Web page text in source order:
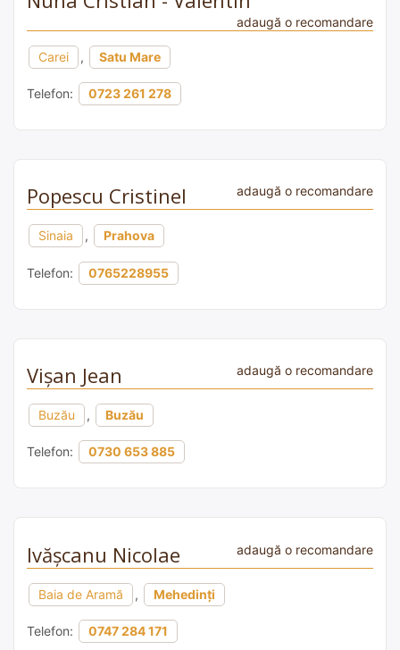
adaugă o recomandare
Carei , Satu Mare
Telefon: 0723 261 278
Popescu Cristinel adaugă o recomandare
Sinaia , Prahova
Telefon: 0765228955
Vișan Jean adaugă o recomandare
Buzău , Buzău
Telefon: 0730 653 885
Ivășcanu Nicolae adaugă o recomandare
Baia de Aramă , Mehedinți
Telefon: 0747 284 171